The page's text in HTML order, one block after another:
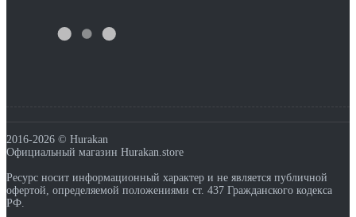
2016-2026 © Hurakan
Официальный магазин Hurakan.store
Ресурс носит информационный характер и не является публичной
офертой, определяемой положениями ст. 437 Гражданского кодекса
РФ.